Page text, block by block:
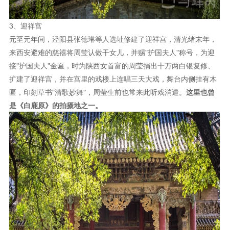
3、迎祥宫
元至元年间，泾阳县张德琳等人选址修建了迎祥宫，清光绪末年，
来西安避难的慈禧将周莹认做干女儿，并赐"护国夫人"称号，为迎
接"护国夫人"金匾，时为陕西女首富的周莹捐出十万两白银复修、
扩建了迎祥宫，并在宫里的戏楼上连唱三天大戏，舞台内侧挂有木
匾，印刻草书"清歌妙舞"，周莹生前也常来此听戏消遣。 这里也曾
是《白鹿原》的拍摄地之一。